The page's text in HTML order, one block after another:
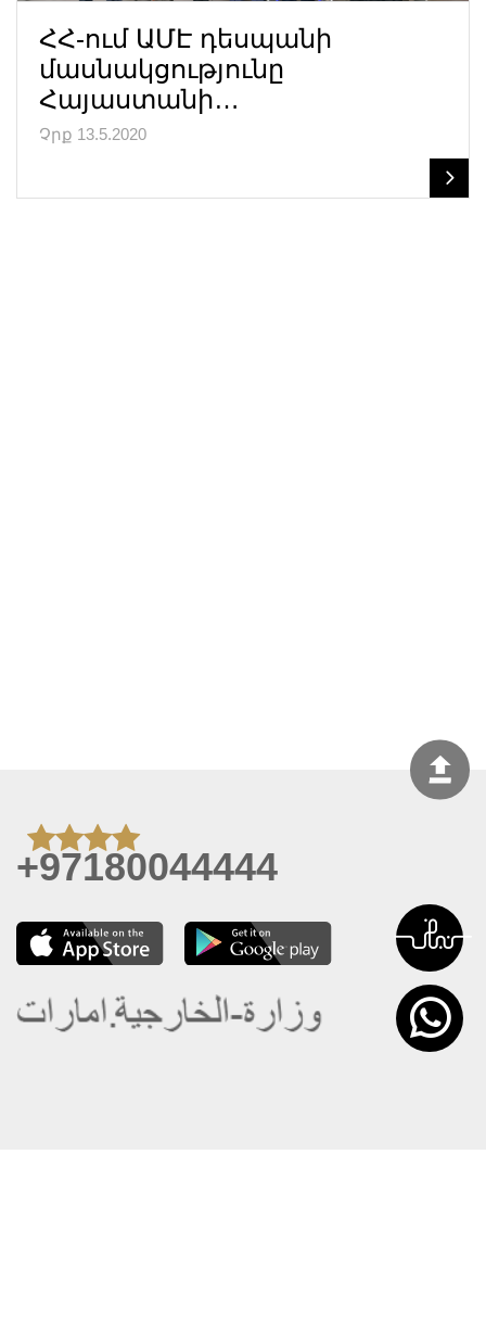
ՀՀ-ում ԱՄԷ դեսպանի
մասնակցությունը
Հայաստանի…
Չրք 13.5.2020
+97180044444